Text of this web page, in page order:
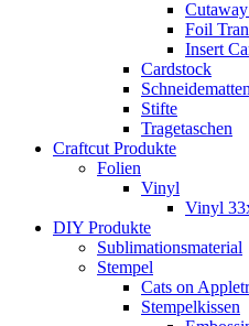
Foil
Insert
Cardstock
Schneidematten
Stifte
Tragetaschen
Craftcut Produkte
Folien
Vinyl
Vinyl
DIY Produkte
Sublimationsmaterial
Stempel
Cats on
Stempelkissen